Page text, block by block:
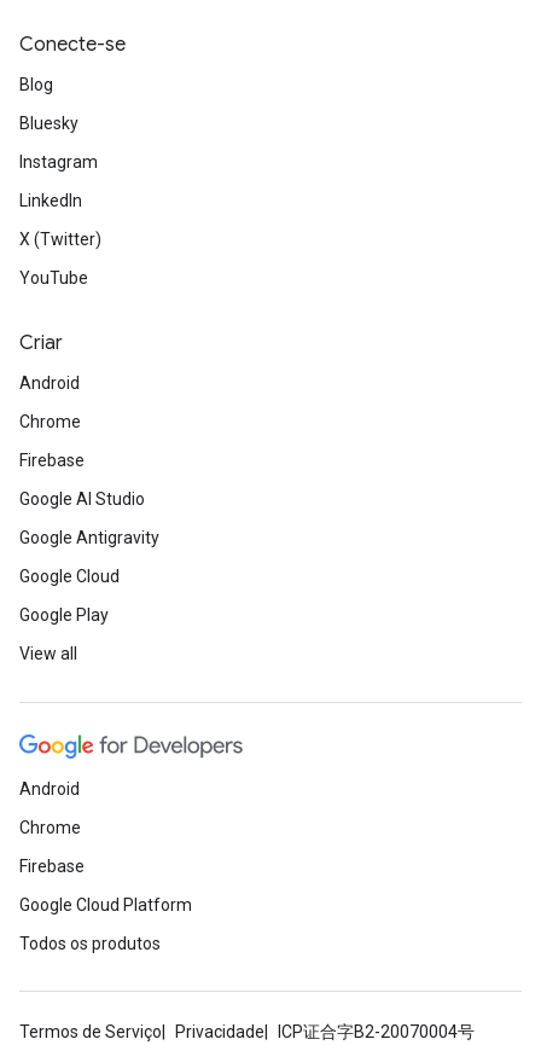
Conecte-se
Blog
Bluesky
Instagram
LinkedIn
X (Twitter)
YouTube
Criar
Android
Chrome
Firebase
Google AI Studio
Google Antigravity
Google Cloud
Google Play
View all
Android
Chrome
Firebase
Google Cloud Platform
Todos os produtos
Termos de Serviço Privacidade
ICP证合字B2-20070004号